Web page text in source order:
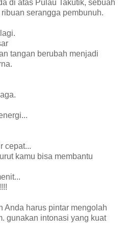
di atas Pulau Takutik, sebuah
serangga pembunuh.
tangan berubah menjadi
cepat...
kamu bisa membantu
Anda harus pintar mengolah
gunakan intonasi yang kuat